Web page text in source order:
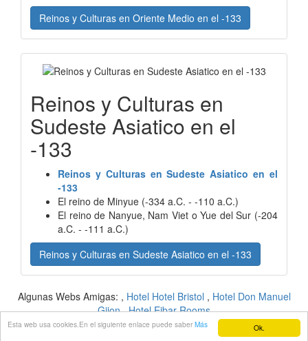
Ok.
Esta web usa cookies.En el siguiente enlace puede saber Más
Reinos y Culturas en Oriente Medio en el -133
Reinos y Culturas en
Sudeste Asiatico en el
-133
Reinos y Culturas en Sudeste Asiatico en el
-133
El reino de Minyue (-334 a.C. - -110 a.C.)
El reino de Nanyue, Nam Viet o Yue del Sur (-204
a.C. - -111 a.C.)
Reinos y Culturas en Sudeste Asiatico en el -133
Algunas Webs Amigas: , Hotel Hotel Bristol , Hotel Don Manuel
Gijon,Hotel Eibar Rooms
Copyright cuando.org.esContacto